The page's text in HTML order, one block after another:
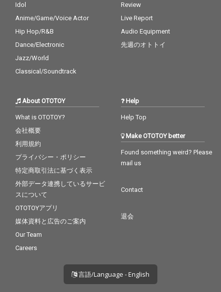
Idol
Anime/Game/Voice Actor
Hip Hop/R&B
Dance/Electronic
Jazz/World
Classical/Soundtrack
Review
Live Report
Audio Equipment
先週のオトトイ
About OTOTOY
What is OTOTOY?
会社概要
利用規約
プライバシー・ポリシー
特定商取引法に基づく表示
外部データ連携しているサービ
スについて
OTOTOYアプリ
媒体資料と広告のご案内
Our Team
Careers
Help
Help Top
Make OTOTOY better
Found something weird? Please
mail us
Contact
退会
言語/Language - English